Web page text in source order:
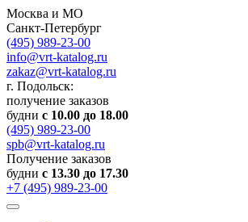
Москва и МО
Санкт-Петербург
(495) 989-23-00
info@vrt-katalog.ru
zakaz@vrt-katalog.ru
г. Подольск:
получение заказов
будни с 10.00 до 18.00
(495) 989-23-00
spb@vrt-katalog.ru
Получение заказов
будни с 13.30 до 17.30
+7 (495) 989-23-00